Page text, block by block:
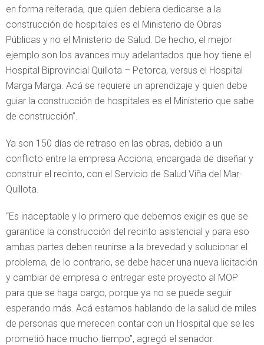
en forma reiterada, que quien debiera dedicarse a la
construcción de hospitales es el Ministerio de Obras
Públicas y no el Ministerio de Salud. De hecho, el mejor
ejemplo son los avances muy adelantados que hoy tiene el
Hospital Biprovincial Quillota – Petorca, versus el Hospital
Marga Marga. Acá se requiere un aprendizaje y quien debe
guiar la construcción de hospitales es el Ministerio que sabe
de construcción”.
Ya son 150 días de retraso en las obras, debido a un
conflicto entre la empresa Acciona, encargada de diseñar y
construir el recinto, con el Servicio de Salud Viña del Mar-
Quillota.
“Es inaceptable y lo primero que debemos exigir es que se
garantice la construcción del recinto asistencial y para eso
ambas partes deben reunirse a la brevedad y solucionar el
problema, de lo contrario, se debe hacer una nueva licitación
y cambiar de empresa o entregar este proyecto al MOP
para que se haga cargo, porque ya no se puede seguir
esperando más. Acá estamos hablando de la salud de miles
de personas que merecen contar con un Hospital que se les
prometió hace mucho tiempo”, agregó el senador.